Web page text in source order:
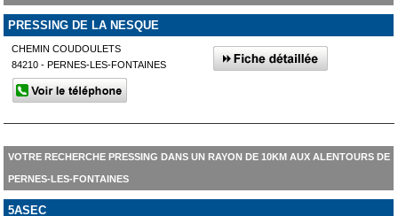
PRESSING DE LA NESQUE
CHEMIN COUDOULETS
84210 - PERNES-LES-FONTAINES
VOTRE RECHERCHE PRESSING DANS UN RAYON DE 10KM AUX ALENTOURS DE
PERNES-LES-FONTAINES
5ASEC